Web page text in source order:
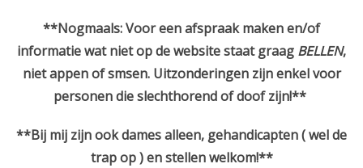
**Nogmaals: Voor een afspraak maken en/of
informatie wat niet op de website staat graag BELLEN,
niet appen of smsen. Uitzonderingen zijn enkel voor
personen die slechthorend of doof zijn!**
**Bij mij zijn ook dames alleen, gehandicapten ( wel de
trap op ) en stellen welkom!**